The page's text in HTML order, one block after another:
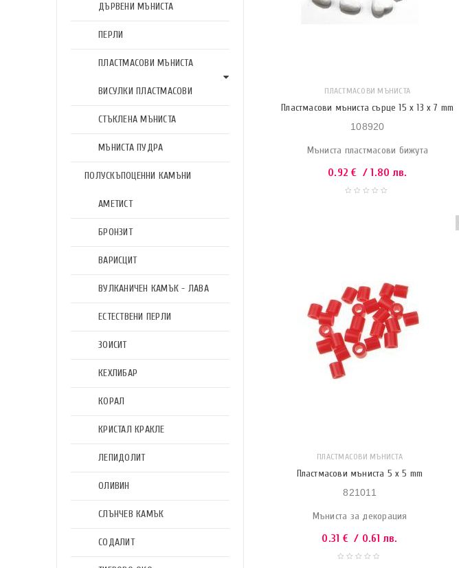
ДЪРВЕНИ МЪНИСТА
ПЕРЛИ
ПЛАСТМАСОВИ МЪНИСТА
ВИСУЛКИ ПЛАСТМАСОВИ
СТЪКЛЕНА МЪНИСТА
МЪНИСТА ПУДРА
ПОЛУСКЪПОЦЕННИ КАМЪНИ
АМЕТИСТ
БРОНЗИТ
ВАРИСЦИТ
ВУЛКАНИЧЕН КАМЪК - ЛАВА
ЕСТЕСТВЕНИ ПЕРЛИ
ЗОИСИТ
КЕХЛИБАР
КОРАЛ
КРИСТАЛ КРАКЛЕ
ЛЕПИДОЛИТ
ОЛИВИН
СЛЪНЧЕВ КАМЪК
СОДАЛИТ
ПЛАСТМАСОВИ МЪНИСТА
Пластмасови мъниста сърце 15 x 13 x 7 mm
108920
Мъниста пластмасови бижута
0.92€ / 1.80 лв.
ПЛАСТМАСОВИ МЪНИСТА
Пластмасови мъниста 5 x 5 mm
821011
Мъниста за декорация
0.31 € / 0.61 лв.